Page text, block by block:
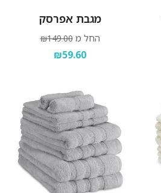
מגבת אפרסק
החל מ ₪149.00
₪59.60